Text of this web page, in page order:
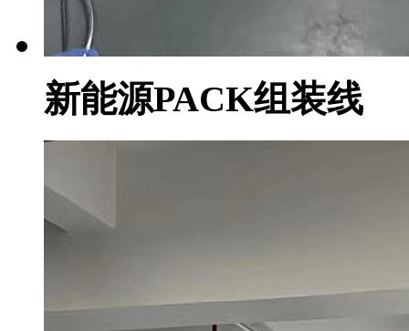
新能源PACK组装线